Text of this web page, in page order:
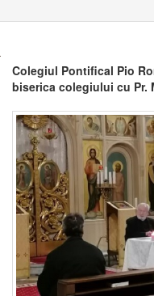
Colegiul Pontifical Pio
biserica colegiului cu Pr.